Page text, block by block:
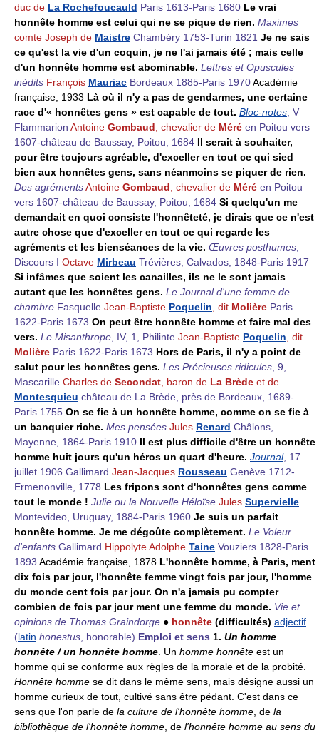
duc de La Rochefoucauld Paris 1613-Paris 1680 Le vrai
honnête homme est celui qui ne se pique de rien. Maximes
comte Joseph de Maistre Chambéry 1753-Turin 1821 Je ne sais
ce qu'est la vie d'un coquin, je ne l'ai jamais été ; mais celle
d'un honnête homme est abominable. Lettres et Opuscules
inédits François Mauriac Bordeaux 1885-Paris 1970Académie
française, 1933 Là où il n'y a pas de gendarmes, une certaine
race d'« honnêtes gens » est capable de tout. Bloc-notes , V
Flammarion Antoine Gombaud , chevalier de Méré en Poitou vers
1607-château de Baussay, Poitou, 1684 Il serait à souhaiter,
pour être toujours agréable, d'exceller en tout ce qui sied
bien aux honnêtes gens, sans néanmoins se piquer de rien.
Des agrémentsAntoine Gombaud , chevalier de Méré en Poitou
vers 1607-château de Baussay, Poitou, 1684 Si quelqu'un me
demandait en quoi consiste l'honnêteté, je dirais que ce n'est
autre chose que d'exceller en tout ce qui regarde les
agréments et les bienséances de la vie. Œuvres posthumes
Discours I Octave Mirbeau Trévières, Calvados, 1848-Paris 1917
Si infâmes que soient les canailles, ils ne le sont jamais
autant que les honnêtes gens. Le Journal d'une femme de
chambre Fasquelle Jean-Baptiste Poquelin , dit Molière Paris
1622-Paris 1673 On peut être honnête homme et faire mal des
vers. Le Misanthrope , IV, 1, Philinte Jean-Baptiste Poquelin , dit
Molière Paris 1622-Paris 1673 Hors de Paris, il n'y a point de
salut pour les honnêtes gens. Les Précieuses ridicules , 9,
Mascarille Charles de Secondat , baron de La Brède et de
Montesquieu château de La Brède, près de Bordeaux, 1689-
Paris 1755 On se fie à un honnête homme, comme on se fie à
un banquier riche. Mes pensées Jules Renard Châlons,
Mayenne, 1864-Paris 1910 Il est plus difficile d'être un honnête
homme huit jours qu'un héros un quart d'heure. Journal, 17
juillet 1906 Gallimard Jean-Jacques Rousseau Genève 1712-
Ermenonville, 1778 Les fripons sont d'honnêtes gens comme
tout le monde ! Julie ou la Nouvelle Héloïse Jules Supervielle
Montevideo, Uruguay, 1884-Paris 1960 Je suis un parfait
honnête homme. Je me dégoûte complètement. Le Voleur
d'enfants Gallimard Hippolyte Adolphe Taine Vouziers 1828-Paris
1893 Académie française, 1878 L'honnête homme, à Paris, ment
dix fois par jour, l'honnête femme vingt fois par jour, l'homme
du monde cent fois par jour. On n'a jamais pu compter
combien de fois par jour ment une femme du monde. Vie et
opinions de Thomas Graindorge ● honnête (difficultés) adjectif
(latin honestus , honorable) Emploi et sens 1. Un homme
honnête / un honnête homme . Un homme honnête est un
homme qui se conforme aux règles de la morale et de la probité.
Honnête homme se dit dans le même sens, mais désigne aussi un
homme curieux de tout, cultivé sans être pédant. C'est dans ce
sens que l'on parle de la culture de l'honnête homme , de la
bibliothèque de l'honnête homme , de l'honnête homme au sens du